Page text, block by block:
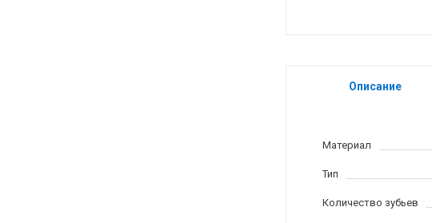
Описание
Материал
Тип
Количество зубьев